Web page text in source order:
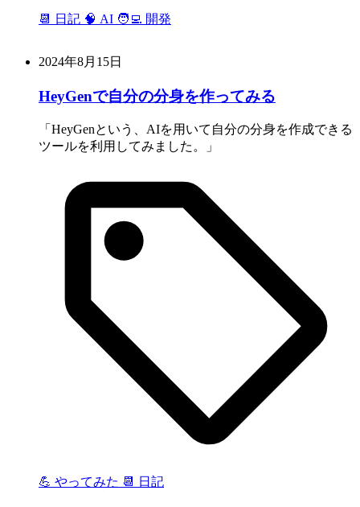
📆 日記 🧠 AI 🧑‍💻 開発
2024年8月15日
HeyGenで自分の分身を作ってみる
HeyGenという、AIを用いて自分の分身を作成できる
ツールを利用してみました。
💪 やってみた 📆 日記